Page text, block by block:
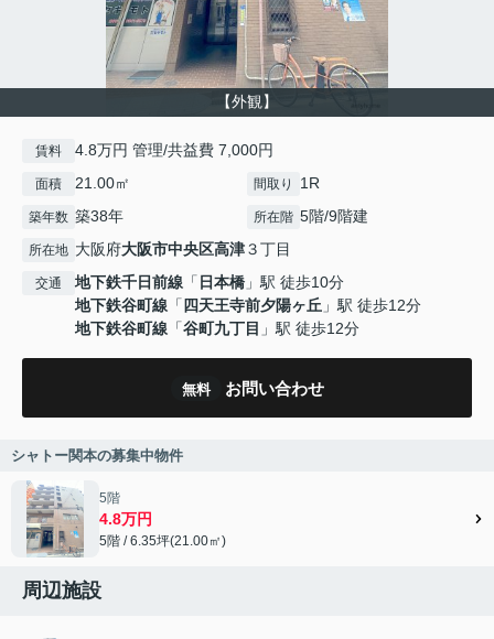
【外観】
賃料 4.8万円 管理/共益費 7,000円
面積 21.00㎡ 間取り 1R
築年数 築38年 所在階 5階/9階建
所在地 大阪府大阪市中央区高津３丁目
交通 地下鉄千日前線 「 日本橋 」駅 徒歩10分
地下鉄谷町線 「 四天王寺前夕陽ヶ丘 」駅 徒歩12分
地下鉄谷町線 「谷町九丁目 」駅 徒歩12分
無料 お問い合わせ
シャトー関本の募集中物件
5階
4.8万円
5階 / 6.35坪(21.00㎡)
周辺施設